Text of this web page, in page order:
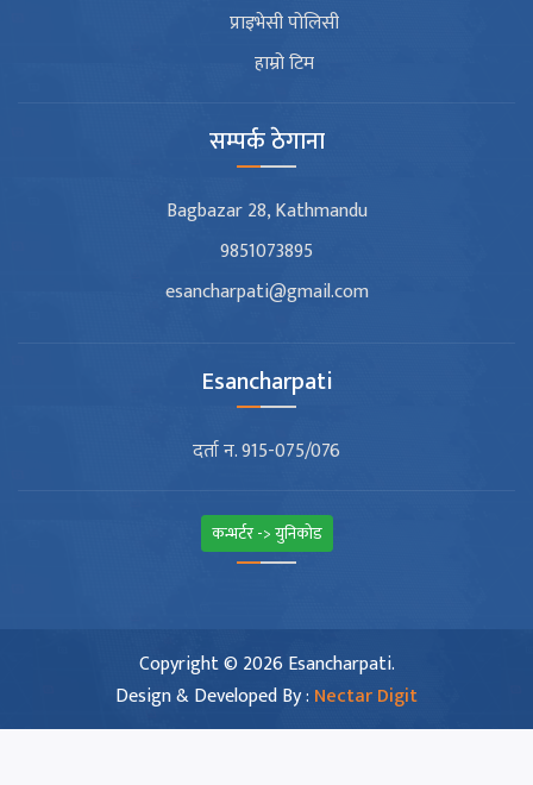
प्राइभेसी पोलिसी
हाम्रो टिम
सम्पर्क ठेगाना
Bagbazar 28, Kathmandu
9851073895
esancharpati@gmail.com
Esancharpati
दर्ता न. 915-075/076
कन्भर्टर -> युनिकोड
Copyright © 2026 Esancharpati.
Design & Developed By : Nectar Digit